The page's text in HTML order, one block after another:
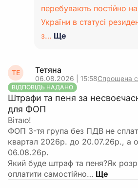
перебувають постійно на
України в статусі
з… Ще
ТЕ Тетяна
06.08.2026 | 15:58Спрощена
ВІДПОВІДЬ НАДАНО
Штрафи та пеня за
для ФОП
Вітаю!
ФОП 3-тя група без ПДВ не
квартал 2026р. до 20.07.26р., а
06.08.26р.
Який буде штраф та пеня?Як
оплатити самостійно…